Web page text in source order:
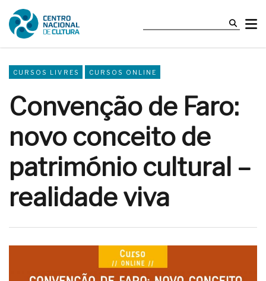
CURSOS LIVRES CURSOS ONLINE
Convenção de Faro:
novo conceito de
património cultural –
realidade viva